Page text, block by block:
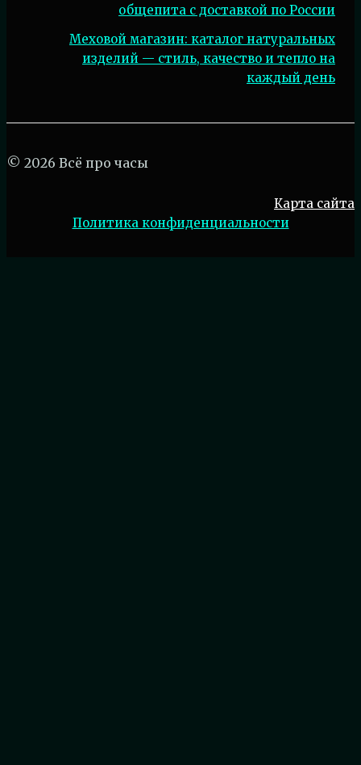
общепита с доставкой по России
Меховой магазин: каталог натуральных
изделий — стиль, качество и тепло на
каждый день
© 2026 Всё про часы
Карта сайта
Политика конфиденциальности